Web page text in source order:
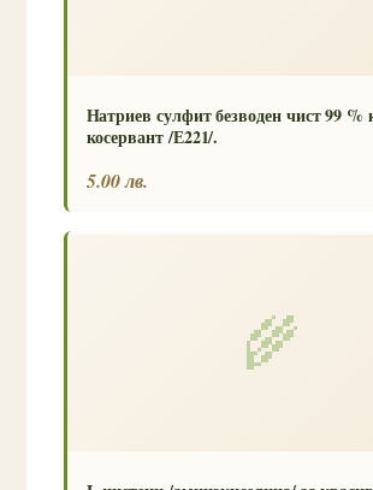
Натриев сулфит безводен чист 99 %
косервант /Е221/.
5.00 лв.
🌾